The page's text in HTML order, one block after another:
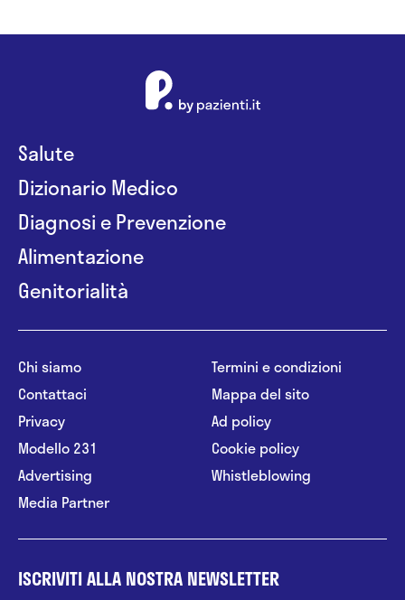
Salute
Dizionario Medico
Diagnosi e Prevenzione
Alimentazione
Genitorialità
Chi siamo
Contattaci
Privacy
Modello 231
Advertising
Media Partner
Termini e condizioni
Mappa del sito
Ad policy
Cookie policy
Whistleblowing
ISCRIVITI ALLA NOSTRA NEWSLETTER